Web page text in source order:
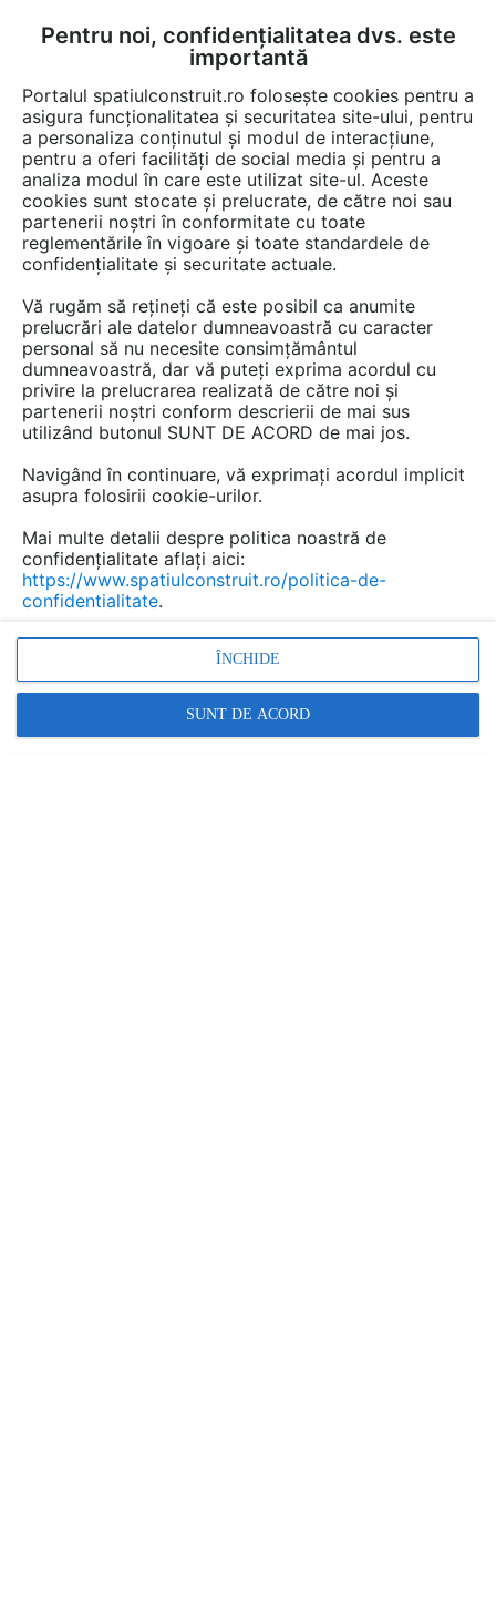
FĂ-ȚI CONT LOGIN
CUM SE FACE
EȘTI AICI: Documentații Instructiuni montaj, utilizare Instalatii apa /
Instructiuni montaj capac pentru rigole
liniare pentru dusuri fara cadita
GEBERIT CleanLine
Limba: Engleza, Franceza, Italiana, Germana
Salvează pdf
Pentru noi, confidențialitatea dvs. este
importantă
Portalul spatiulconstruit.ro folosește cookies pentru a
asigura funcționalitatea și securitatea site-ului, pentru
a personaliza conținutul și modul de interacțiune,
pentru a oferi facilități de social media și pentru a
analiza modul în care este utilizat site-ul. Aceste
cookies sunt stocate și prelucrate, de către noi sau
partenerii noștri în conformitate cu toate
reglementările în vigoare și toate standardele de
confidențialitate și securitate actuale.
Vă rugăm să rețineți că este posibil ca anumite
prelucrări ale datelor dumneavoastră cu caracter
personal să nu necesite consimțământul
dumneavoastră, dar vă puteți exprima acordul cu
privire la prelucrarea realizată de către noi și
partenerii noștri conform descrierii de mai sus
utilizând butonul SUNT DE ACORD de mai jos.
Navigând în continuare, vă exprimați acordul implicit
asupra folosirii cookie-urilor.
Mai multe detalii despre politica noastră de
confidențialitate aflați aici:
https://www.spatiulconstruit.ro/politica-de-
confidentialitate.
ÎNCHIDE
SUNT DE ACORD